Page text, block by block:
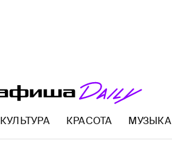
КУЛЬТУРА КРАСОТА МУЗЫКА
AFISHA.RU